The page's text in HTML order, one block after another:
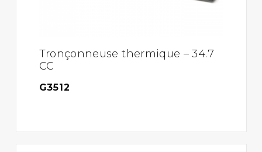
Tronçonneuse thermique – 34.7
CC
G3512